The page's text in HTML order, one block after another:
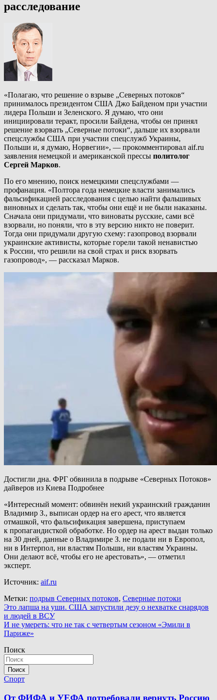
расследование
«Полагаю, что решение о взрыве „Северных потоков“
принималось президентом США Джо Байденом при участии
лидера Польши и Зеленского. Я думаю, что они
инициировали теракт, просили Байдена, чтобы он принял
решение взорвать „Северные потоки“, дальше их взорвали
спецслужбы США при участии спецслужб Украины,
Польши и, я думаю, Норвегии», — прокомментировал aif.ru
заявления немецкой и американской прессы политолог
Сергей Марков.
По его мнению, поиск немецкими спецслужбами —
профанация. «Полтора года немецкие власти занимались
фальсификацией расследования с целью найти фальшивых
виновных и сделать так, чтобы они ещё и не были наказаны.
Сначала они придумали, что виноваты русские, сами всё
взорвали, но поняли, что в эту версию никто не поверит.
Тогда они придумали другую схему: газопровод взорвали
украинские активисты, которые горели такой ненавистью
к России, что решили на свой страх и риск взорвать
газопровод», — рассказал Марков.
Достигли дна. ФРГ обвинила в подрыве «Северных Потоков»
дайверов из Киева Подробнее
«Интересный момент: обвинён некий украинский гражданин
Владимир З., выписан ордер на его арест, что является
отмашкой, что фальсификация завершена, приступаем
к пропагандисткой обработке. Но ордер на арест выдан только
на 30 дней, данные о Владимире З. не подали ни в Европол,
ни в Интерпол, ни властям Польши, ни властям Украины.
Они делают всё, чтобы его не арестовать», — отметил
эксперт.
Источник: aif.ru
Метки: подрыв Северных потоков, Северные потоки
Навигация
по
записям
Это лапша на уши. США запустили дезу о нехватке снарядов
и людей в ВСУ
И не умереть: что не так с четвертым сезоном «Эмили в
Париже»
Поиск
Поиск
Спорт
От ФИФА и УЕФА потребовали вернуть Россию